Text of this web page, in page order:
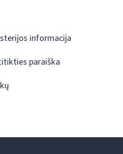
informacija
paraiška